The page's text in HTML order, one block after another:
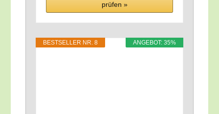
prü­fen »
ANGE­BOT: 35%
BEST­SEL­LER NR. 8